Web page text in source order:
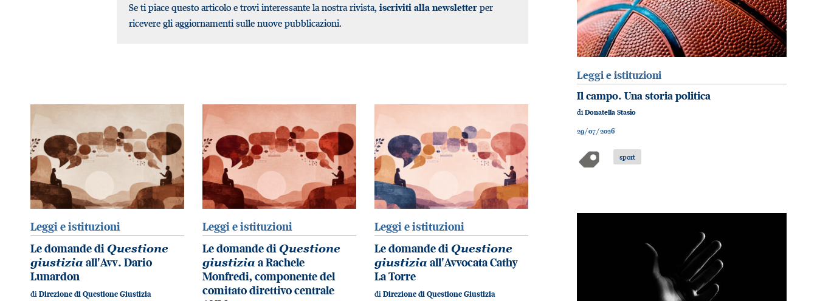
Se ti piace questo articolo e trovi interessante la nostra rivista, iscriviti alla newsletter per
ricevere gli aggiornamenti sulle nuove pubblicazioni.
Leggi e istituzioni
Le domande diQuestione
giustiziaall'Avv. Dario
Lunardon
di Direzione di Questione Giustizia
Leggi e istituzioni
Le domande diQuestione
giustiziaa Rachele
Monfredi, componente del
comitato direttivo centrale
Leggi e istituzioni
Le domande diQuestione
giustiziaall'Avvocata Cathy
La Torre
diDirezione di Questione Giustizia
Leggi e istituzioni
Il campo. Una storia politica
diDonatella Stasio
29/07/2026
sport